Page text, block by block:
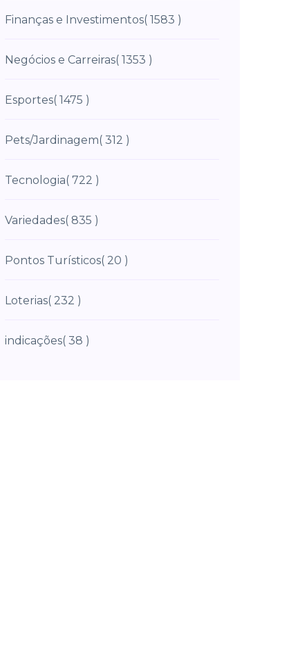
Finanças e Investimentos( 1583 )
Negócios e Carreiras( 1353 )
Esportes( 1475 )
Pets/Jardinagem( 312 )
Tecnologia( 722 )
Variedades( 835 )
Pontos Turísticos( 20 )
Loterias( 232 )
indicações( 38 )